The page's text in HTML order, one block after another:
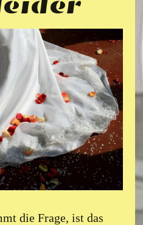
die Frage, ist das